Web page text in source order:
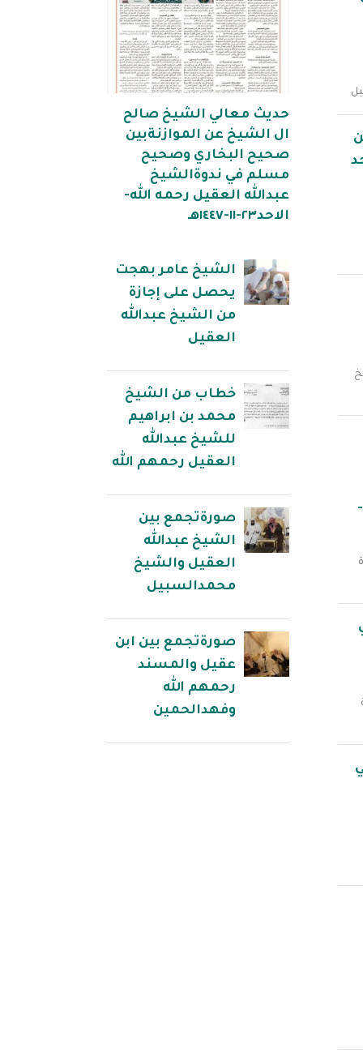
حديث معالي الشيخ صالح
ال الشيخ عن الموازنةبين
صحيح البخاري وصحيح
مسلم في ندوةالشيخ
عبدالله العقيل رحمه الله-
الاحد٢٣-١١-١٤٤٧هـ
الشيخ عامر بهجت
يحصل على إجازة
من الشيخ عبدالله
العقيل
خطاب من الشيخ
محمد بن ابراهيم
للشيخ عبدالله
العقيل رحمهم الله
صورةتجمع بين
الشيخ عبدالله
العقيل والشيخ
محمدالسبيل
صورةتجمع بين ابن
عقيل والمسند
رحمهم الله
وفهدالحمين